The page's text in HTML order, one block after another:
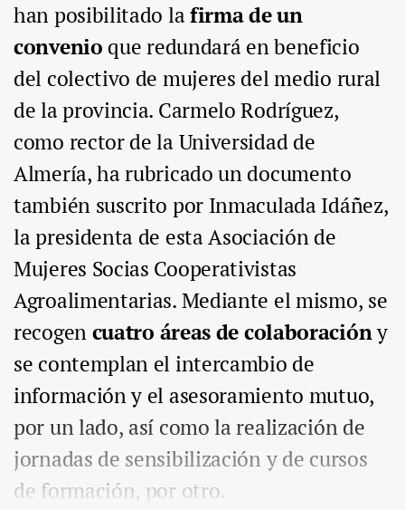
han posibilitado lafirma de un
convenio que redundará en beneficio
del colectivo de mujeres del medio rural
de la provincia. Carmelo Rodríguez,
como rector de la Universidad de
Almería, ha rubricado un documento
también suscrito por Inmaculada Idáñez,
la presidenta de esta Asociación de
Mujeres Socias Cooperativistas
Agroalimentarias. Mediante el mismo, se
recogencuatro áreas de colaboracióny
se contemplan el intercambio de
información y el asesoramiento mutuo,
por un lado, así como la realización de
jornadas de sensibilización y de cursos
de formación, por otro.